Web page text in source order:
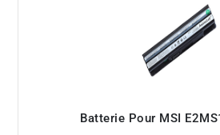
Batterie Pour MSI